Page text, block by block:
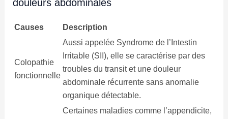
douleurs abdominales
Causes Description
Colopathie
fonctionnelle
Aussi appelée Syndrome de l’Intestin
Irritable (SII), elle se caractérise par des
troubles du transit et une douleur
abdominale récurrente sans anomalie
organique détectable.
Certaines maladies comme l’appendicite,